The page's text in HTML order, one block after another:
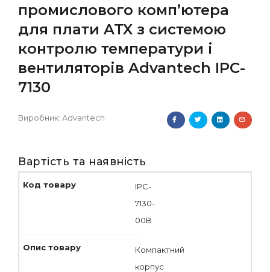
промислового комп’ютера
для плати ATX з системою
контролю температури і
вентиляторів Advantech IPC-
7130
Виробник: Advantech
Вартість та наявність
IPC-
7130-
00B
Компактний
корпус